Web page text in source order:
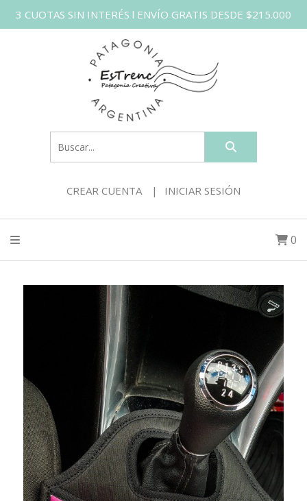
3 CUOTAS SIN INTERÉS l ENVÍO GRATIS DESDE $215.000
CREAR CUENTA INICIAR SESIÓN
0